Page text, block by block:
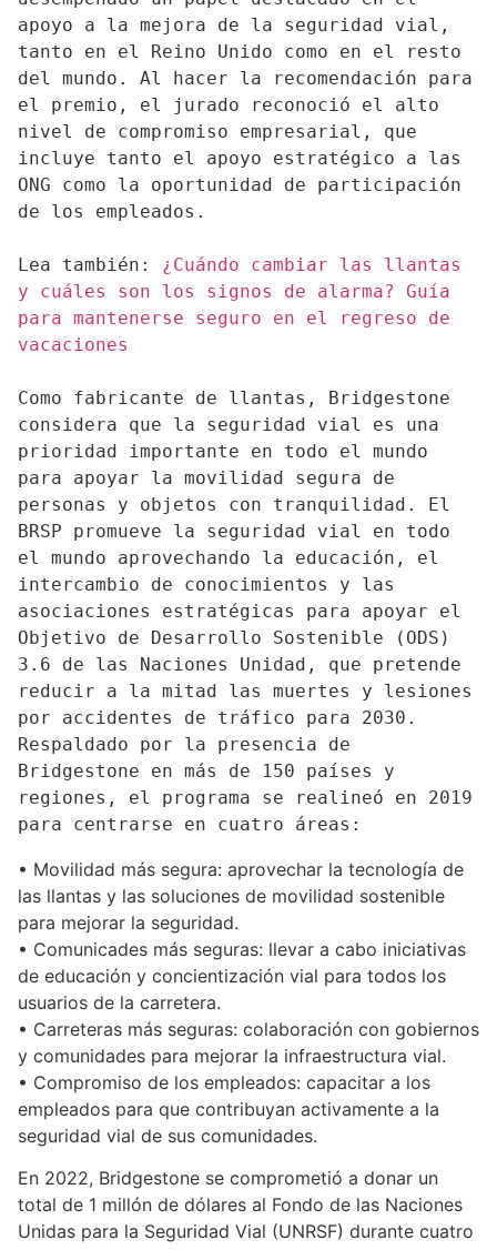
apoyo a la mejora de la seguridad vial,
tanto en el Reino Unido como en el resto
del mundo. Al hacer la recomendación para
el premio, el jurado reconoció el alto
nivel de compromiso empresarial, que
incluye tanto el apoyo estratégico a las
ONG como la oportunidad de participación
de los empleados.
Lea también: ¿Cuándo cambiar las llantas
y cuáles son los signos de alarma? Guía
para mantenerse seguro en el regreso de
vacaciones
Como fabricante de llantas, Bridgestone
considera que la seguridad vial es una
prioridad importante en todo el mundo
para apoyar la movilidad segura de
personas y objetos con tranquilidad. El
BRSP promueve la seguridad vial en todo
el mundo aprovechando la educación, el
intercambio de conocimientos y las
asociaciones estratégicas para apoyar el
Objetivo de Desarrollo Sostenible (ODS)
3.6 de las Naciones Unidad, que pretende
reducir a la mitad las muertes y lesiones
por accidentes de tráfico para 2030.
Respaldado por la presencia de
Bridgestone en más de 150 países y
regiones, el programa se realineó en 2019
para centrarse en cuatro áreas:
• Movilidad más segura: aprovechar la tecnología de
las llantas y las soluciones de movilidad sostenible
para mejorar la seguridad.
• Comunicades más seguras: llevar a cabo iniciativas
de educación y concientización vial para todos los
usuarios de la carretera.
• Carreteras más seguras: colaboración con gobiernos
y comunidades para mejorar la infraestructura vial.
• Compromiso de los empleados: capacitar a los
empleados para que contribuyan activamente a la
seguridad vial de sus comunidades.
En 2022, Bridgestone se comprometió a donar un
total de 1 millón de dólares al Fondo de las Naciones
Unidas para la Seguridad Vial (UNRSF) durante cuatro